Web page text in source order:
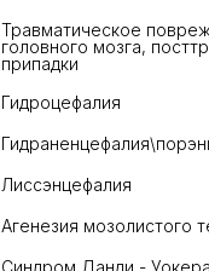
Травматическое
головного мозга,
припадки
Гидроцефалия
Лиссэнцефалия
Агенезия мозолистого
Синдром Данди - Уокера